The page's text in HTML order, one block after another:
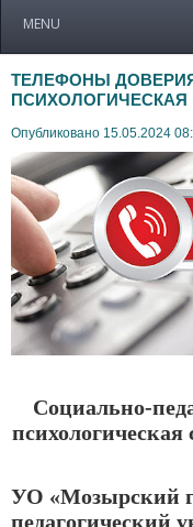
MENU
ТЕЛЕФОНЫ
Опубликовано 15.05.2024
Социально-
психологическая
УО «Мозырский
педагогический